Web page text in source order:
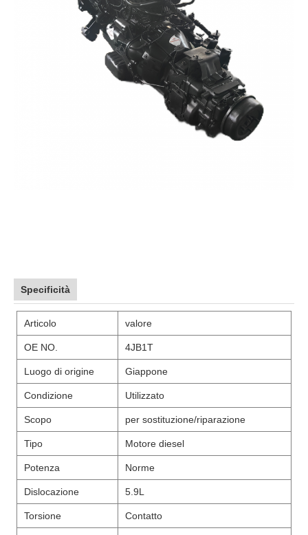
Specificità
Articolo valore
OE NO. 4JB1T
Luogo di origine Giappone
Condizione Utilizzato
Scopo per sostituzione/riparazione
Tipo Motore diesel
Potenza Norme
Dislocazione 5.9L
Torsione Contatto